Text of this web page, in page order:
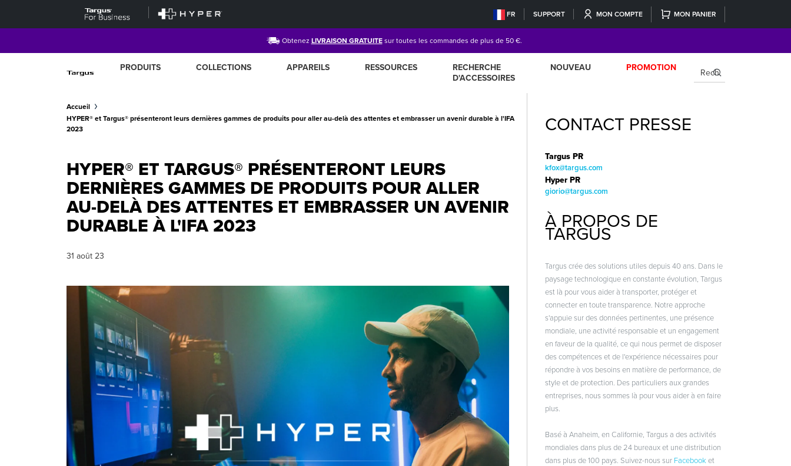
FR SUPPORT MON COMPTE MON PANIER
Obtenez LIVRAISON GRATUITE sur toutes les commandes de plus de 50 €.
PRODUITS COLLECTIONS APPAREILS RESSOURCES
RECHERCHE
D'ACCESSOIRES
NOUVEAU PROMOTION
Accueil
HYPER® et Targus® présenteront leurs dernières gammes de produits pour aller au-delà des attentes et embrasser un avenir durable à l'IFA
2023
HYPER® ET TARGUS® PRÉSENTERONT LEURS
DERNIÈRES GAMMES DE PRODUITS POUR ALLER
AU-DELÀ DES ATTENTES ET EMBRASSER UN AVENIR
DURABLE À L'IFA 2023
31 août 23
CONTACT PRESSE
Targus PR
kfox@targus.com
Hyper PR
giorio@targus.com
À PROPOS DE
TARGUS
Targus crée des solutions utiles depuis 40 ans. Dans le
paysage technologique en constante évolution, Targus
est là pour vous aider à transporter, protéger et
connecter en toute transparence. Notre approche
s'appuie sur des données pertinentes, une présence
mondiale, une activité responsable et un engagement
en faveur de la qualité, ce qui nous permet de disposer
des compétences et de l'expérience nécessaires pour
répondre à vos besoins en matière de performance, de
style et de protection. Des particuliers aux grandes
entreprises, nous sommes là pour vous aider à en faire
plus.
Basé à Anaheim, en Californie, Targus a des activités
mondiales dans plus de 24 bureaux et une distribution
dans plus de 100 pays. Suivez-nous sur Facebook et